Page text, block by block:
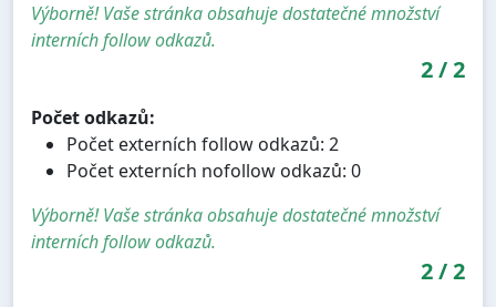
Výborně! Vaše stránka obsahuje dostatečné množství
interních follow odkazů.
2/2
Počet odkazů:
Počet externích follow odkazů: 2
Počet externích nofollow odkazů: 0
Výborně! Vaše stránka obsahuje dostatečné množství
interních follow odkazů.
2/2